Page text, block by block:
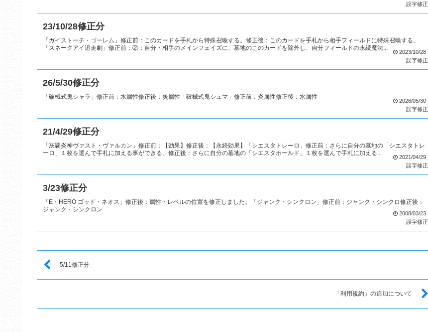
誤字修正
23/10/28修正分
「ガイストーチ・ゴーレム」修正前：このカードを手札から特殊召喚する。修正後：このカードを手札から相手フィールドに特殊召喚する。
「スネークアイ追走劇」修正前：②：自分・相手のメインフェイズに、墓地のこのカードを除外し、自分フィールドの永続魔法...
2023/10/28
誤字修正
26/5/30修正分
「破械式鬼シャラ」修正前：水属性修正後：炎属性「破械式鬼シュマ」修正前：炎属性修正後：水属性
2026/05/30
誤字修正
21/4/29修正分
「灰覇炎神ヴァスト・ヴァルカン」修正前：【効果】修正後：【永続効果】「シエスタトレーロ」修正前：さらに自分の墓地の「シエスタトレ
ーロ」１枚を選んで手札に加える事ができる。修正後：さらに自分の墓地の「シエスタホールド」１枚を選んで手札に加える...
2021/04/29
誤字修正
3/23修正分
「E・HERO ゴッド・ネオス」修正後：属性・レベルの位置を修正しました。「ジャンク・シンクロン」修正前：ジャンク・シンクロ修正後：
ジャンク・シンクロン
2008/03/23
誤字修正
5/11修正分
「利用規約」の追加について